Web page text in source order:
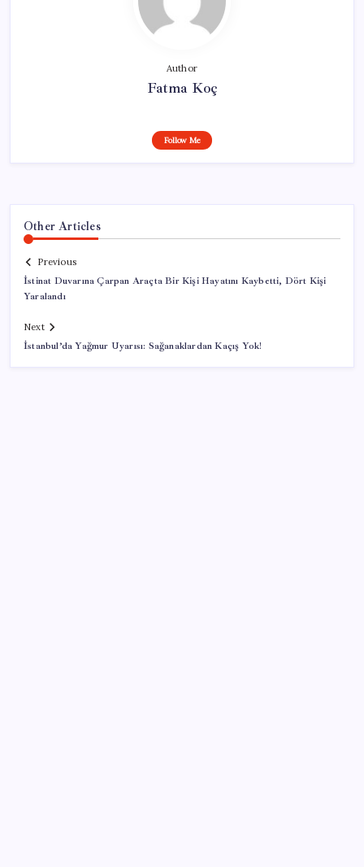
Author
Fatma Koç
Follow Me
Other Articles
Previous
İstinat Duvarına Çarpan Araçta Bir Kişi Hayatını Kaybetti, Dört Kişi
Yaralandı
Next
İstanbul’da Yağmur Uyarısı: Sağanaklardan Kaçış Yok!